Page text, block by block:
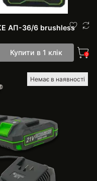
АП-36/6 brushless
Купити в 1 клік 0
Немає в наявності